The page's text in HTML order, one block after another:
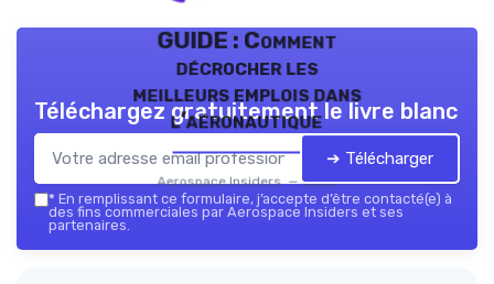
GUIDE : Comment
décrocher les
meilleurs emplois dans
l’aéronautique
Aerospace Insiders — 2026
Téléchargez gratuitement le livre blanc
➔ Télécharger
* En remplissant ce formulaire, j’accepte d’être contacté(e) à
des fins commerciales par Aerospace Insiders et ses
partenaires.